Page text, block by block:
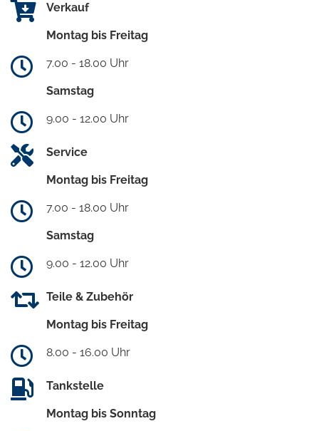
Verkauf
Montag bis Freitag
7.00 - 18.00 Uhr
Samstag
9.00 - 12.00 Uhr
Service
Montag bis Freitag
7.00 - 18.00 Uhr
Samstag
9.00 - 12.00 Uhr
Teile & Zubehör
Montag bis Freitag
8.00 - 16.00 Uhr
Tankstelle
Montag bis Sonntag